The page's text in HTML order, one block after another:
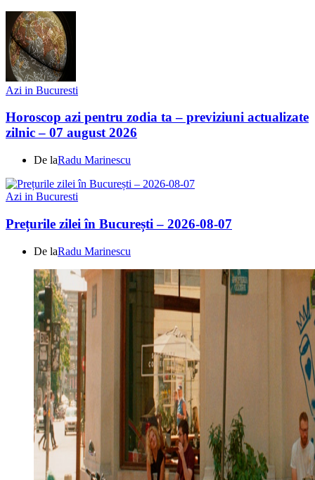
Azi in Bucuresti
Horoscop azi pentru zodia ta – previziuni actualizate
zilnic – 07 august 2026
De laRadu Marinescu
Azi in Bucuresti
Prețurile zilei în București – 2026-08-07
De laRadu Marinescu